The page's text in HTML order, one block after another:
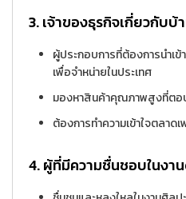
3.เจ้าของธุรกิจเกี่ยวกับบ้
ผู้ประกอบการที่ต้องการนำเ
เพื่อจำหน่ายในประเทศ
มองหาสินค้าคุณภาพสูงที่ตอ
ต้องการทำความเข้าใจตลา
4.ผู้ที่มีความชื่นชอบในงา